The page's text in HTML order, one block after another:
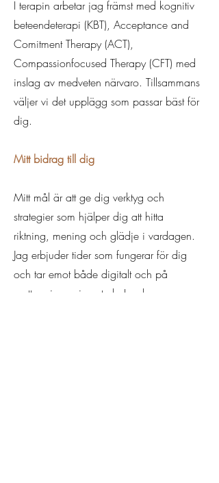
I terapin arbetar jag främst med kognitiv
beteendeterapi (KBT), Acceptance and
Comitment Therapy (ACT),
Compassionfocused Therapy (CFT) med
inslag av medveten närvaro. Tillsammans
väljer vi det upplägg som passar bäst för
dig.
Mitt bidrag till dig
Mitt mål är att ge dig verktyg och
strategier som hjälper dig att hitta
riktning, mening och glädje i vardagen.
Jag erbjuder tider som fungerar för dig
och tar emot både digitalt och på
mottagningen i centrala Lund.